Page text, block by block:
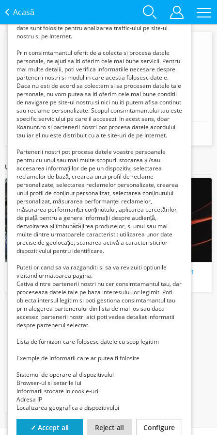
Acasă
Camelia
Mobil: +40799072291
Ultimele articole ale acestui vânzător
Casca integrala Scorpion Exo 491 solid
350 Lei
Campagne Carbon brut F1
550 Lei
Electrician instalații electrice
oferi content si reclame personalizate in
functie de interesele si nevoile tale. De asemenea, aceste
date sunt folosite pentru analizarea traffic-ului pe site-ul
nostru si pe Internet.
Prin consimtamantul oferit de a colecta si procesa datele
personale, ne ajuti sa iti oferim cele mai bune servicii. Pentru
mai multe detalii, poti verifica informatiile necesare despre
partenerii nostri si modul in care acestia folosesc datele.
Daca nu esti de acord sa colectam si sa procesam datele tale
personale, nu vom putea sa iti oferim cele mai bune conditii
de navigare pe site-ul nostru si nici nu iti putem afisa continut
sau reclame personalizate. Scopul consimtamantului tau este
specific serviciului pe care il accesezi. In acest sens, doar
Roanunt.ro si partenerii nostri pot procesa datele acordului
tau iar el nu este distribuit cu alte site-uri de pe Internet.
Partenerii nostri pot procesa datele voastre persoanele
pentru cu unul sau mai multe scopuri: stocarea și/sau
accesarea informațiilor de pe un dispozitiv, selectarea
reclamelor de bază, crearea unui profil de reclame
personalizate, selectarea reclamelor personalizate, crearea
unui profil de conținut personalizat, selectarea conținutului
personalizat, măsurarea performanței reclamelor,
măsurarea performanței conținutului, aplicarea cercetărilor
de piață pentru a genera informații despre audiență,
dezvoltarea și îmbunătățirea produselor, si unul sau mai
multe dintre urmatoarele caracteristi: utilizarea unor date
precise de geolocație, scanarea activă a caracteristicilor
dispozitivului pentru identificare.
Puteti oricand sa va razganditi si sa va revizuiti optiunile
vizitand urmatoarea pagina.
Cativa dintre partenerii nostri nu cer consimtamantul tau, dar
proceseaza datele tale pe baza interesului lor legimit. Poti
obiecta intersul legitim si poti gestiona consimtamantul tau
prin alegerea partenerului din lista de mai jos sau daca
accesezi partenerii nostri aici poti vedea detaliat informatii
despre partenerul selectat.
Lista de furnizori care folosesc datele cu scop legitim
Exemple de informatii care ar putea fi folosite
Sistemul de operare al dispozitivului
Browser-ul si setarile lui
Informatii stocate in cookie-uri
Adresa IP
Localizarea geografica a dispozitivului
✓ Accept all Reject all Configure